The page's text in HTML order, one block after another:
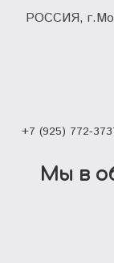
РОССИЯ,
+7 (925) 772-
Мы в